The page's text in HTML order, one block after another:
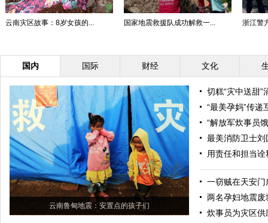
云南灾区故事：8岁女孩的... 国家地震救援队成功解救一... 浙江警
国内 国际 财经 文化
云南鲁甸地震：安置点的孩子们
切糕“灾中送甜”
“最美孕妈”传递
“解放军炊事员
最美消防卫士
用责任和担当诠
一窃贼在天安
两名孕妇地震
炊事员为灾区